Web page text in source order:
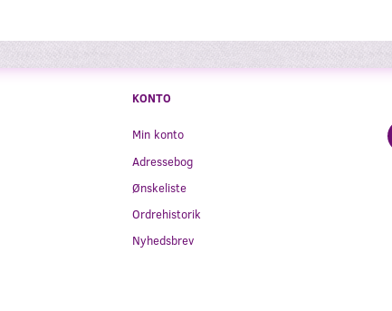
KONTO
Min konto
Adressebog
Ønskeliste
Ordrehistorik
Nyhedsbrev